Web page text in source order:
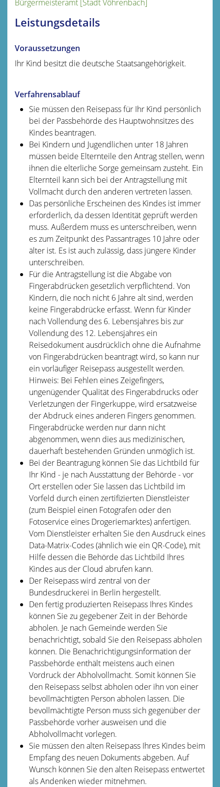
Bürgermeisteramt [Stadt Vöhrenbach]
Leistungsdetails
Voraussetzungen
Ihr Kind besitzt die deutsche Staatsangehörigkeit.
Verfahrensablauf
Sie müssen den Reisepass für Ihr Kind persönlich
bei der Passbehörde des Hauptwohnsitzes des
Kindes beantragen.
Bei Kindern und Jugendlichen unter 18 Jahren
müssen beide Elternteile den Antrag stellen, wenn
ihnen die elterliche Sorge gemeinsam zusteht. Ein
Elternteil kann sich bei der Antragstellung mit
Vollmacht durch den anderen vertreten lassen.
Das persönliche Erscheinen des Kindes ist immer
erforderlich, da dessen Identität geprüft werden
muss. Außerdem muss es unterschreiben, wenn
es zum Zeitpunkt des Passantrages 10 Jahre oder
älter ist. Es ist auch zulässig, dass jüngere Kinder
unterschreiben.
Für die Antragstellung ist die Abgabe von
Fingerabdrücken gesetzlich verpflichtend. Von
Kindern, die noch nicht 6 Jahre alt sind, werden
keine Fingerabdrücke erfasst. Wenn für Kinder
nach Vollendung des 6. Lebensjahres bis zur
Vollendung des 12. Lebensjahres ein
Reisedokument ausdrücklich ohne die Aufnahme
von Fingerabdrücken beantragt wird,so kann nur
ein vorläufiger Reisepass ausgestellt werden.
Hinweis: Bei Fehlen eines Zeigefingers,
ungenügender Qualität des Fingerabdrucks oder
Verletzungen der Fingerkuppe, wird ersatzweise
derAbdruck eines anderen Fingers genommen.
Fingerabdrücke werden nur dann nicht
abgenommen, wenn dies aus medizinischen,
dauerhaft bestehenden Gründen unmöglich ist.
Bei der Beantragung können Sie das Lichtbild für
Ihr Kind - je nach Ausstattung der Behörde - vor
Ort erstellen oder Sie lassen das Lichtbild im
Vorfeld durch einen zertifizierten Dienstleister
(zum Beispiel einen Fotografen oder den
Fotoservice eines Drogeriemarktes) anfertigen.
Vom Dienstleister erhalten Sie den Ausdruck eines
Data-Matrix-Codes (ähnlich wie ein QR-Code), mit
Hilfe dessen die Behörde das Lichtbild Ihres
Kindes aus der Cloud abrufen kann.
Der Reisepass wird zentral von der
Bundesdruckerei in Berlin hergestellt.
Den fertig produzierten Reisepass Ihres Kindes
können Sie zu gegebener Zeit in der Behörde
abholen. Je nach Gemeinde werden Sie
benachrichtigt, sobald Sie den Reisepass abholen
können. Die Benachrichtigungsinformation der
Passbehörde enthält meistens auch einen
Vordruck der Abholvollmacht. Somit können Sie
den Reisepass selbst abholen oder ihn von einer
bevollmächtigten Person abholen lassen. Die
bevollmächtigte Person muss sich gegenüber der
Passbehörde vorher ausweisen und die
Abholvollmacht vorlegen.
Sie müssen den alten Reisepass Ihres Kindes beim
Empfang des neuen Dokuments abgeben. Auf
Wunsch können Sie den alten Reisepass entwertet
als Andenken wieder mitnehmen.